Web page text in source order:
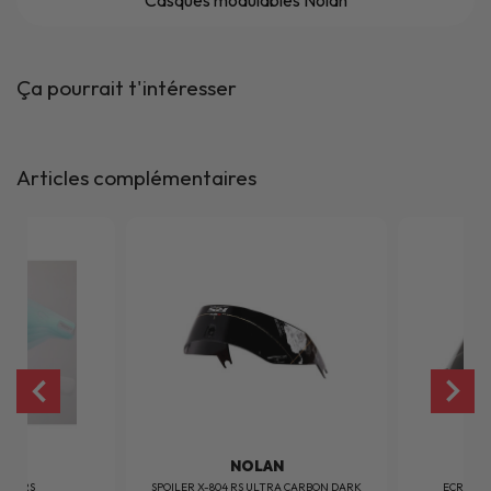
Ça pourrait t'intéresser
Articles complémentaires
RS
NOLAN
SPOILER X-804 RS ULTRA CARBON DARK ECRAN